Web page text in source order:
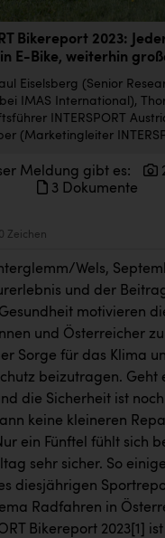
Group
Austria
Institut Dr. Loimer
Bikereport 2023:
E-Bike, weiterhin
Eiselsberg (Senior
IMAS International),
INTERSPORT
(Marketingleiter
Meldung gibt es:
3 Dokumente
Zeichen
Wels,
und der
motivieren
und Österreicher
Sorge für das Klima
beizutragen. Geht
die Sicherheit ist
keine kleineren
ein Fünftel fühlt sich
sehr sicher. So
diesjährigen
Radfahren in
Bikereport 2023 [1]